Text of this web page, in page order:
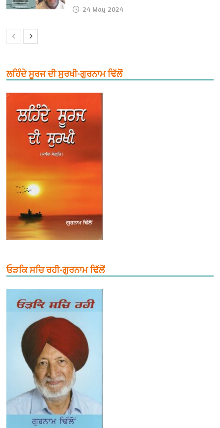
24 May 2024
ਲਹਿੰਦੇ ਸੂਰਜ ਦੀ ਸੁਰਖੀ-ਗੁਰਨਾਮ ਢਿੱਲੋਂ
ਓੜਕਿ ਸਚਿ ਰਹੀ-ਗੁਰਨਾਮ ਢਿੱਲੋਂ